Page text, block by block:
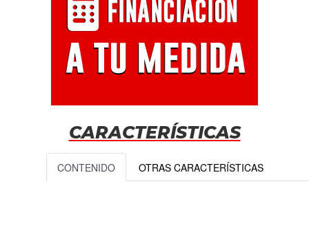
CARACTERÍSTICAS
CONTENIDO OTRAS CARACTERÍSTICAS